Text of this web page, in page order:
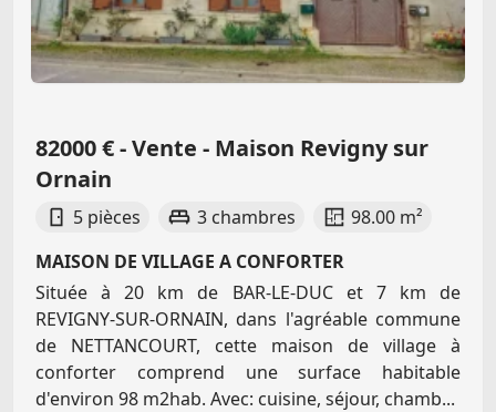
82000 € - Vente - Maison Revigny sur
Ornain
5 pièces 3 chambres
98.00 m²
MAISON DE VILLAGE A CONFORTER
Située à 20 km de BAR-LE-DUC et 7 km de
REVIGNY-SUR-ORNAIN, dans l'agréable commune
de NETTANCOURT, cette maison de village à
conforter comprend une surface habitable
d'environ 98 m2hab. Avec: cuisine, séjour, chamb...